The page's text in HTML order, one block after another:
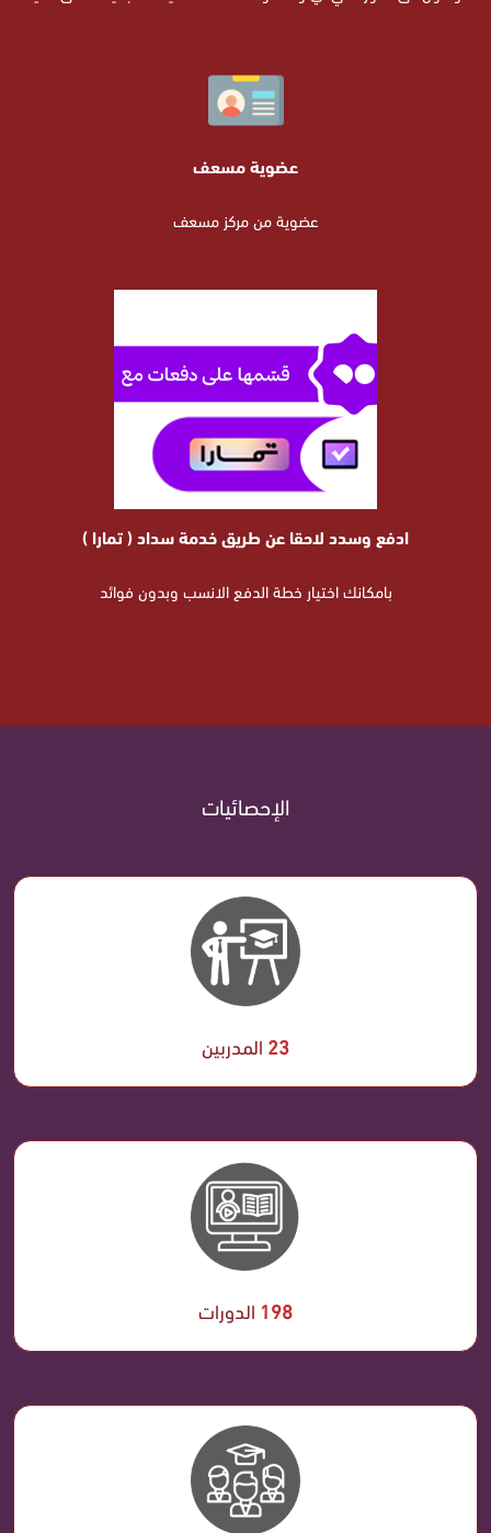
عضوية مسعف
عضوية من مركز مسعف
ادفع وسدد لاحقا عن طريق خدمة سداد ( تمارا )
بامكانك اختيار خطة الدفع الانسب وبدون فوائد
الإحصائيات
23 المدربين
198 الدورات